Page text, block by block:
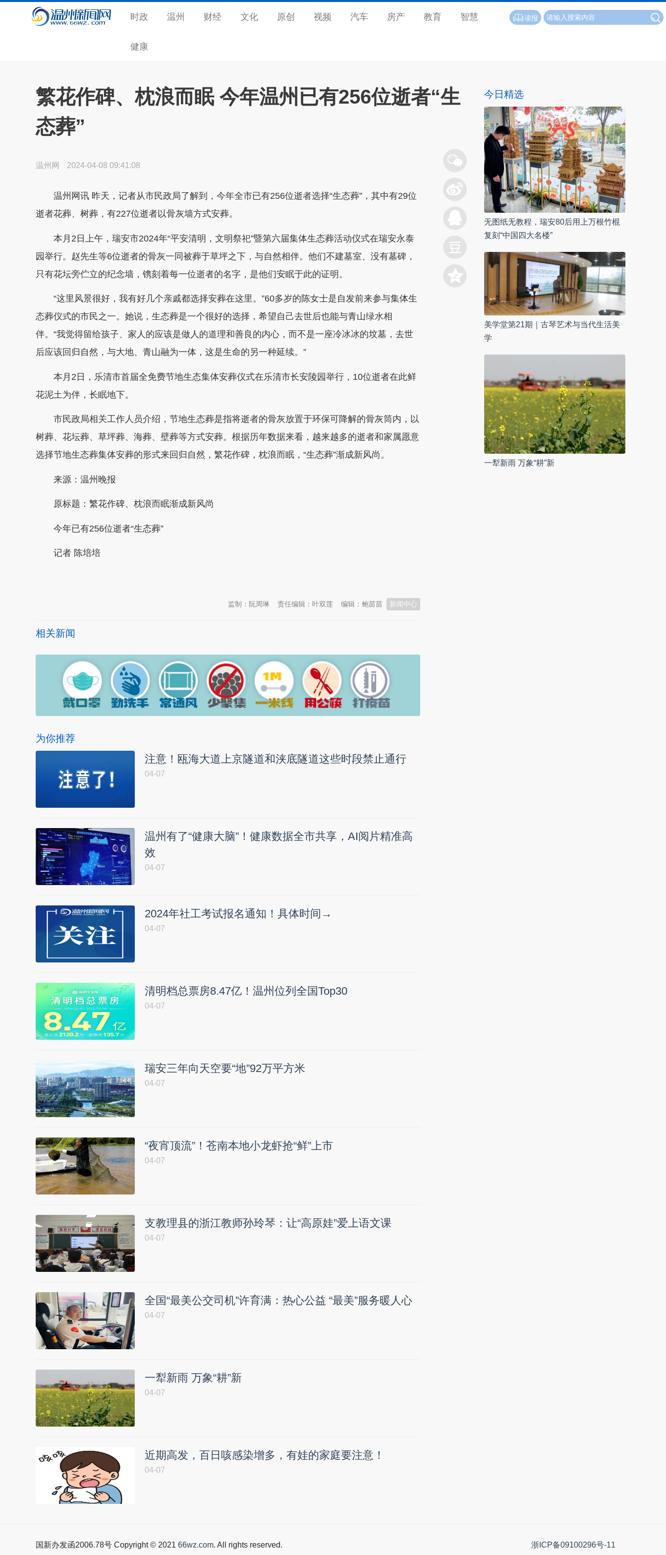
时政 温州 财经 文化 原创 视频 汽车 房产 教育 智慧
健康
读报
繁花作碑、枕浪而眠 今年温州已有256位逝者“生
态葬”
温州网 2024-04-08 09:41:08
温州网讯 昨天，记者从市民政局了解到，今年全市已有256位逝者选择“生态葬”，其中有29位
逝者花葬、树葬，有227位逝者以骨灰墙方式安葬。
本月2日上午，瑞安市2024年“平安清明，文明祭祀”暨第六届集体生态葬活动仪式在瑞安永泰
园举行。赵先生等6位逝者的骨灰一同被葬于草坪之下，与自然相伴。他们不建墓室、没有墓碑，
只有花坛旁伫立的纪念墙，镌刻着每一位逝者的名字，是他们安眠于此的证明。
“这里风景很好，我有好几个亲戚都选择安葬在这里。”60多岁的陈女士是自发前来参与集体生
态葬仪式的市民之一。她说，生态葬是一个很好的选择，希望自己去世后也能与青山绿水相
伴。“我觉得留给孩子、家人的应该是做人的道理和善良的内心，而不是一座冷冰冰的坟墓，去世
后应该回归自然，与大地、青山融为一体，这是生命的另一种延续。”
本月2日，乐清市首届全免费节地生态集体安葬仪式在乐清市长安陵园举行，10位逝者在此鲜
花泥土为伴，长眠地下。
市民政局相关工作人员介绍，节地生态葬是指将逝者的骨灰放置于环保可降解的骨灰筒内，以
树葬、花坛葬、草坪葬、海葬、壁葬等方式安葬。根据历年数据来看，越来越多的逝者和家属愿意
选择节地生态葬集体安葬的形式来回归自然，繁花作碑，枕浪而眠，“生态葬”渐成新风尚。
来源：温州晚报
原标题：繁花作碑、枕浪而眠渐成新风尚
今年已有256位逝者“生态葬”
记者 陈培培
新闻中心
编辑：鲍苗苗
责任编辑：叶双莲
监制：阮周琳
相关新闻
为你推荐
注意！瓯海大道上京隧道和浃底隧道这些时段禁止通行
04-07
温州有了“健康大脑”！健康数据全市共享，AI阅片精准高
效
04-07
2024年社工考试报名通知！具体时间→
04-07
清明档总票房8.47亿！温州位列全国Top30
04-07
瑞安三年向天空要“地”92万平方米
04-07
“夜宵顶流”！苍南本地小龙虾抢“鲜”上市
04-07
支教理县的浙江教师孙玲琴：让“高原娃”爱上语文课
04-07
全国“最美公交司机”许育满：热心公益 “最美”服务暖人心
04-07
一犁新雨 万象“耕”新
04-07
近期高发，百日咳感染增多，有娃的家庭要注意！
04-07
今日精选
无图纸无教程，瑞安80后用上万根竹棍
复刻“中国四大名楼”
美学堂第21期｜古琴艺术与当代生活美
学
一犁新雨 万象“耕”新
国新办发函2006.78号 Copyright © 2021 66wz.com. All rights reserved. 浙ICP备09100296号-11